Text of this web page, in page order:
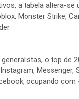
a tabela altera-se
Monster Strike,
o top de
Messenger,
ocupando com